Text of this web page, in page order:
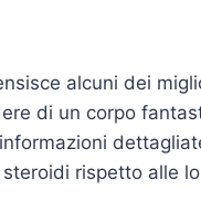
alcuni dei
di un corpo
rispetto alle